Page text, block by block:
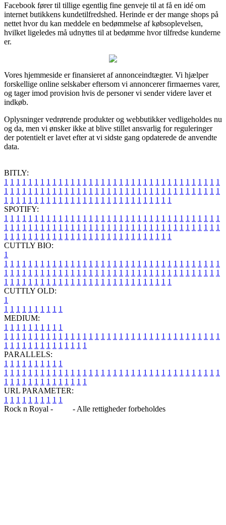
Facebook fører til tillige egentlig fine genveje til at få en idé om
internet butikkens kundetilfredshed. Herinde er der mange shops på
nettet hvor du kan meddele en bedømmelse af købsoplevelsen,
hvilket ligeledes må udnyttes til at bedømme hvor tilfredse kunderne
er.
Vores hjemmeside er finansieret af annonceindtægter. Vi hjælper
forskellige online selskaber eftersom vi annoncerer firmaernes varer,
og tager imod provision hvis de personer vi sender videre laver et
indkøb.
Oplysninger vedrørende produkter og webbutikker vedligeholdes nu
og da, men vi ønsker ikke at blive stillet ansvarlig for reguleringer
der potentielt er lavet efter at vi sidste gang opdaterede de anvendte
data.
BITLY:
1 1 1 1 1 1 1 1 1 1 1 1 1 1 1 1 1 1 1 1 1 1 1 1 1 1 1 1 1 1 1 1 1 1 1 1
1 1 1 1 1 1 1 1 1 1 1 1 1 1 1 1 1 1 1 1 1 1 1 1 1 1 1 1 1 1 1 1 1 1 1 1
1 1 1 1 1 1 1 1 1 1 1 1 1 1 1 1 1 1 1 1 1 1 1 1 1 1 1 1
SPOTIFY:
1 1 1 1 1 1 1 1 1 1 1 1 1 1 1 1 1 1 1 1 1 1 1 1 1 1 1 1 1 1 1 1 1 1 1 1
1 1 1 1 1 1 1 1 1 1 1 1 1 1 1 1 1 1 1 1 1 1 1 1 1 1 1 1 1 1 1 1 1 1 1 1
1 1 1 1 1 1 1 1 1 1 1 1 1 1 1 1 1 1 1 1 1 1 1 1 1 1 1 1
CUTTLY BIO:
1
1 1 1 1 1 1 1 1 1 1 1 1 1 1 1 1 1 1 1 1 1 1 1 1 1 1 1 1 1 1 1 1 1 1 1 1
1 1 1 1 1 1 1 1 1 1 1 1 1 1 1 1 1 1 1 1 1 1 1 1 1 1 1 1 1 1 1 1 1 1 1 1
1 1 1 1 1 1 1 1 1 1 1 1 1 1 1 1 1 1 1 1 1 1 1 1 1 1 1 1
CUTTLY OLD:
1
1 1 1 1 1 1 1 1 1 1
MEDIUM:
1 1 1 1 1 1 1 1 1 1
1 1 1 1 1 1 1 1 1 1 1 1 1 1 1 1 1 1 1 1 1 1 1 1 1 1 1 1 1 1 1 1 1 1 1 1
1 1 1 1 1 1 1 1 1 1 1 1 1 1
PARALLELS:
1 1 1 1 1 1 1 1 1 1
1 1 1 1 1 1 1 1 1 1 1 1 1 1 1 1 1 1 1 1 1 1 1 1 1 1 1 1 1 1 1 1 1 1 1 1
1 1 1 1 1 1 1 1 1 1 1 1 1 1
URL PARAMETER:
1 1 1 1 1 1 1 1 1 1
Rock n Royal -
- Alle rettigheder forbeholdes